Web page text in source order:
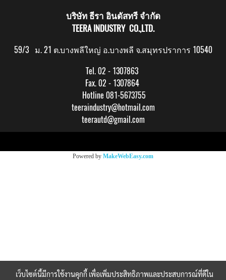
บริษัท ธีรา อินดัสทรี จำกัด
TEERA INDUSTRY CO.,LTD.
59/3 ม. 21 ต.บางพลีใหญ่ อ.บางพลี จ.สมุทรปราการ 10540
Tel. 02 - 1307863
Fax. 02 - 1307864
Hotline 081-5673755
teeraindustry@hotmail.com
teerautd@gmail.com
Powered by MakeWebEasy.com
เว็บไซต์นี้มีการใช้งานคุกกี้ เพื่อเพิ่มประสิทธิภาพและประสบการณ์ที่ดีใน